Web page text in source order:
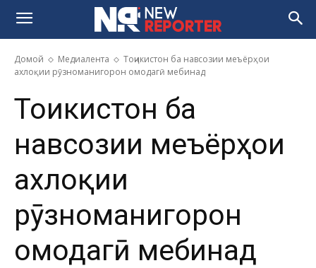
Домой Медиалента
Тоҷикистон ба навсозии меъёрҳои
ахлоқии рӯзноманигорон омодагӣ мебинад
Тоҷикистон ба
навсозии меъёрҳои
ахлоқии
рӯзноманигорон
омодагӣ мебинад